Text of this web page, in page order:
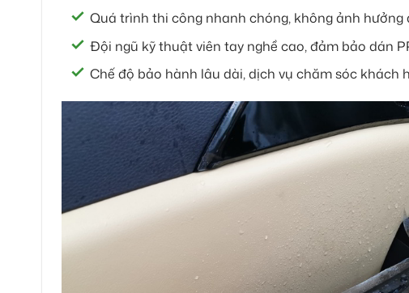
Quá trình thi công nhanh chóng, không ảnh
Đội ngũ kỹ thuật viên tay nghề cao, đảm bảo dán
Chế độ bảo hành lâu dài, dịch vụ chăm sóc khách